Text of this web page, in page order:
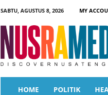
SABTU, AGUSTUS 8, 2026
MY
a
HOME POLITIK